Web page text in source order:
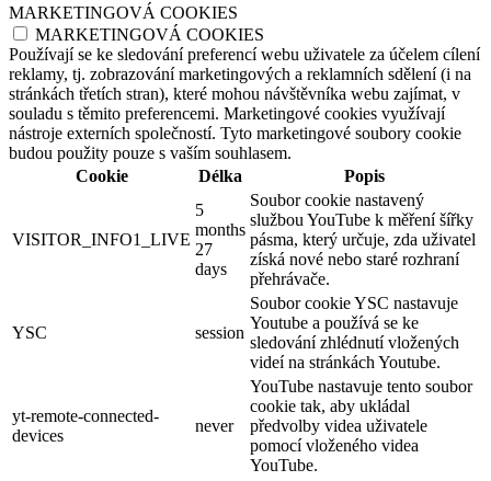
MARKETINGOVÁ COOKIES
MARKETINGOVÁ COOKIES
Používají se ke sledování preferencí webu uživatele za účelem cílení
reklamy, tj. zobrazování marketingových a reklamních sdělení (i na
stránkách třetích stran), které mohou návštěvníka webu zajímat, v
souladu s těmito preferencemi. Marketingové cookies využívají
nástroje externích společností. Tyto marketingové soubory cookie
budou použity pouze s vaším souhlasem.
Cookie
Délka Popis
VISITOR_INFO1_LIVE
5
months
27
days
Soubor cookie nastavený
službou YouTube k měření šířky
pásma, který určuje, zda uživatel
získá nové nebo staré rozhraní
přehrávače.
YSC session
Soubor cookie YSC nastavuje
Youtube a používá se ke
sledování zhlédnutí vložených
videí na stránkách Youtube.
yt-remote-connected-
devices
never
YouTube nastavuje tento soubor
cookie tak, aby ukládal
předvolby videa uživatele
pomocí vloženého videa
YouTube.